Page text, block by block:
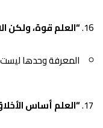
“العلم قوة، ولكن
المعرفة وحدها
“العلم أساس